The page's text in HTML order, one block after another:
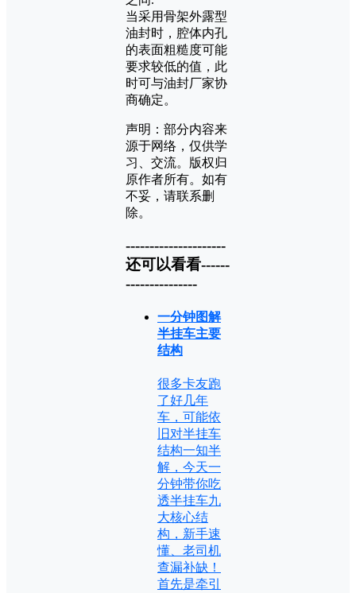
当采用骨架外露型
油封时，腔体内孔
的表面粗糙度可能
要求较低的值，此
时可与油封厂家协
商确定。
声明：部分内容来
源于网络，仅供学
习、交流。版权归
原作者所有。如有
不妥，请联系删
除。
---------------------
还可以看看------
---------------
一分钟图解
半挂车主要
结构
很多卡友跑
了好几年
车，可能依
旧对半挂车
结构一知半
解，今天一
分钟带你吃
透半挂车九
大核心结
构，新手速
懂、老司机
查漏补缺！
首先是牵引